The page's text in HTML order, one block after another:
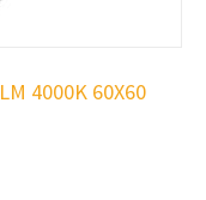
4000K 60X60